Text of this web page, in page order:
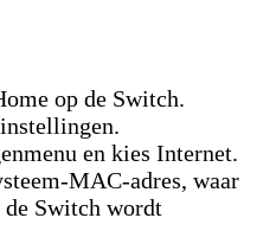
op de Switch.
en kies Internet.
MAC-adres, waar
de Switch wordt